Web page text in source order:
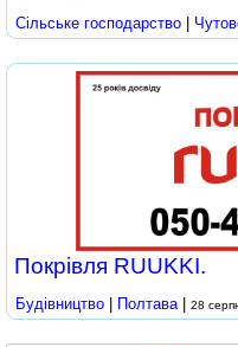
Сільське господарство
Покрівля RUUKKI.
Будівництво Полтава| 28